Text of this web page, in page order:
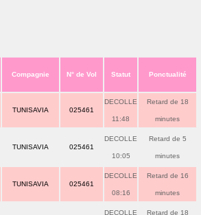
Compagnie N° de Vol Statut Ponctualité
TUNISAVIA 025461
DECOLLE
11:48
Retard de 18
minutes
TUNISAVIA 025461
DECOLLE
10:05
Retard de 5
minutes
TUNISAVIA 025461
DECOLLE
08:16
Retard de 16
minutes
DECOLLE Retard de 18